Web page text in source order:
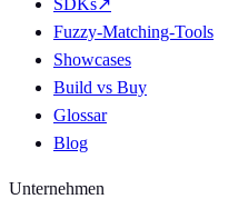
SDKs↗
Fuzzy-Matching-Tools
Showcases
Build vs Buy
Glossar
Blog
Unternehmen